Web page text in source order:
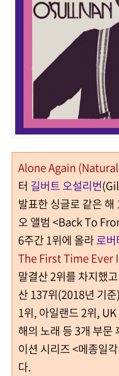
Alone Again
터 길버트 오설리번
발표한 싱글로 같은
오 앨범 <Back To
6주간 1위에 올라로
The First Time Ever
말결산 2위를 차지했
산 137위(2018년 기
1위, 아일랜드 2위,
해의 노래 등 3개 부문
이션 시리즈 <메종일
다.